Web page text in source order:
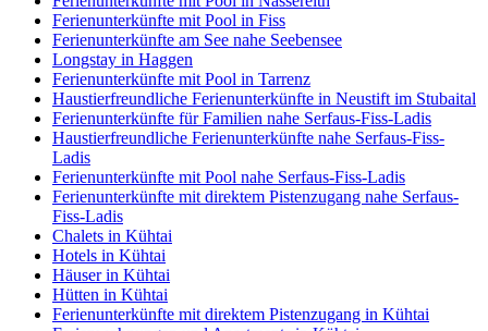
Ferienunterkünfte mit Pool in Fiss
Ferienunterkünfte am See nahe Seebensee
Longstay in Haggen
Ferienunterkünfte mit Pool in Tarrenz
Haustierfreundliche Ferienunterkünfte in Neustift im Stubaital
Ferienunterkünfte für Familien nahe Serfaus-Fiss-Ladis
Haustierfreundliche Ferienunterkünfte nahe Serfaus-Fiss-
Ladis
Ferienunterkünfte mit Pool nahe Serfaus-Fiss-Ladis
Ferienunterkünfte mit direktem Pistenzugang nahe Serfaus-
Fiss-Ladis
Chalets in Kühtai
Hotels in Kühtai
Häuser in Kühtai
Hütten in Kühtai
Ferienunterkünfte mit direktem Pistenzugang in Kühtai